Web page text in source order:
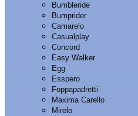
Bumbleride
Bumprider
Camarelo
Casualplay
Concord
Easy Walker
Egg
Esspero
Foppapadretti
Maxima Carello
Mirelo